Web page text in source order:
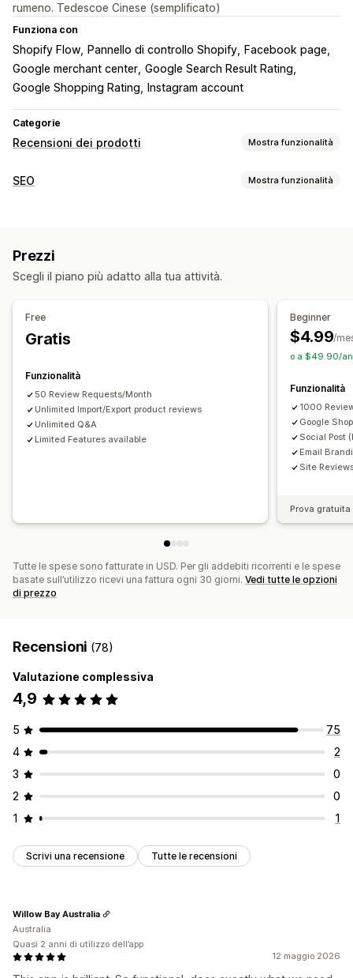
rumeno. Tedescoe Cinese (semplificato)
Funziona con
Shopify Flow Pannello di controllo Shopify
Facebook page
Google merchant center Google Search Result Rating
Google Shopping Rating
Instagram account
Categorie
Recensioni dei prodotti Mostra funzionalità
Opzioni di visualizzazione
Schede o barre laterali
Migliori recensioni Recensioni in evidenza
Rich snippet
Richieste tramite email
Contenuti generati dagli utenti sui social media
Pop-up
Moduli
Importazione ed esportazione
Migrazione delle recensioni
SEO Mostra funzionalità
Schemas
Adattivo per dispositivi mobili Ottimizzazione contenuti
Prezzi
Scegli il piano più adatto alla tua attività.
Free
Gratis
Funzionalità
50 Review Requests/Month
Unlimited Import/Export product reviews
Unlimited Q&A
Limited Features available
Beginner
$4.99/
o a $49.90/
Funzionalità
1000
Google
Social Post
Email
Site
Prova gratuita
Tutte le spese sono fatturate in USD. Per gli addebiti ricorrenti e le spese
basate sull’utilizzo ricevi una fattura ogni 30 giorni. Vedi tutte le opzioni
di prezzo
Recensioni (78)
Valutazione complessiva
4,9
5
75
4
2
3
0
2
0
1
1
Scrivi una recensione Tutte le recensioni
12 maggio 2026
Willow Bay Australia
Australia
Quasi 2 anni di utilizzo dell’app